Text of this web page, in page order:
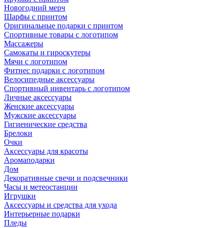
Новогодний мерч
Шарфы с принтом
Оригинальные подарки с принтом
Спортивные товары с логотипом
Массажеры
Самокаты и гироскутеры
Мячи с логотипом
Фитнес подарки с логотипом
Велосипедные аксессуары
Спортивный инвентарь с логотипом
Личные аксессуары
Женские аксессуары
Мужские аксессуары
Гигиенические средства
Брелоки
Очки
Аксессуары для красоты
Аромаподарки
Дом
Декоративные свечи и подсвечники
Часы и метеостанции
Игрушки
Аксессуары и средства для ухода
Интерьерные подарки
Пледы